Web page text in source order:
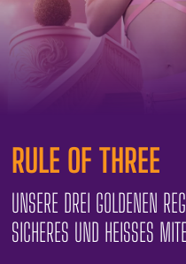
RULE OF THREE
UNSERE DREI GOLDENEN
SICHERES UND HEISSES